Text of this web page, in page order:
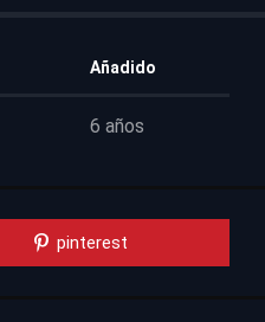
Añadido
6 años
pinterest